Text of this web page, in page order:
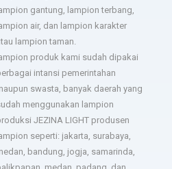
gantung, lampion terbang,
air, dan lampion karakter
lampion taman.
produk kami sudah dipakai
intansi pemerintahan
swasta, banyak daerah yang
menggunakan lampion
JEZINA LIGHT produsen
seperti: jakarta, surabaya,
bandung, jogja, samarinda,